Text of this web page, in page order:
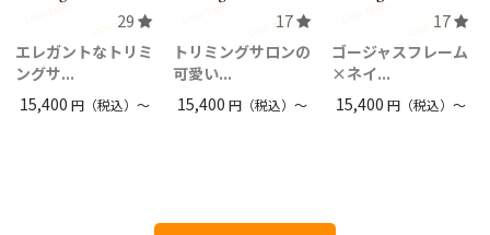
29
エレガントなトリミ
ングサ...
15,400 円（税込）〜
17
トリミングサロンの
可愛い...
15,400円（税込）〜
17
ゴージャスフレーム
×ネイ...
15,400 円（税込）〜